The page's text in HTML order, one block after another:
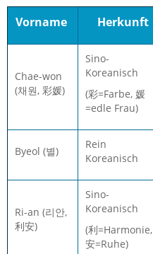
Vorname
Herkunft
Chae-won
(채원, 彩媛)
Sino-
Koreanisch
(彩=Farbe, 媛
=edle Frau)
Byeol (별)
Rein
Koreanisch
Ri-an (리안,
利安)
Sino-
Koreanisch
(利=Harmonie,
安=Ruhe)